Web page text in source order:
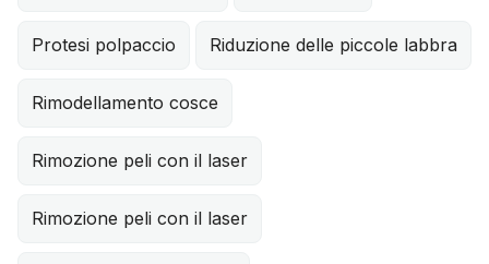
Protesi polpaccio Riduzione delle piccole labbra
Rimodellamento cosce
Rimozione peli con il laser
Rimozione peli con il laser